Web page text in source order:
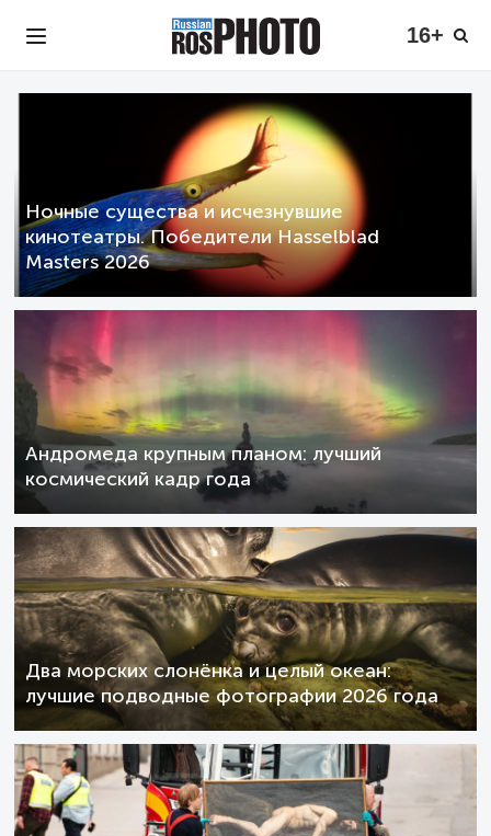
16+
Ночные существа и исчезнувшие
кинотеатры. Победители Hasselblad
Masters 2026
Андромеда крупным планом: лучший
космический кадр года
Два морских слонёнка и целый океан:
лучшие подводные фотографии 2026 года